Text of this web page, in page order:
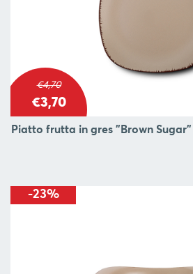
€4,70
€3,70
Piatto frutta in gres "Brown Sugar"
-23%